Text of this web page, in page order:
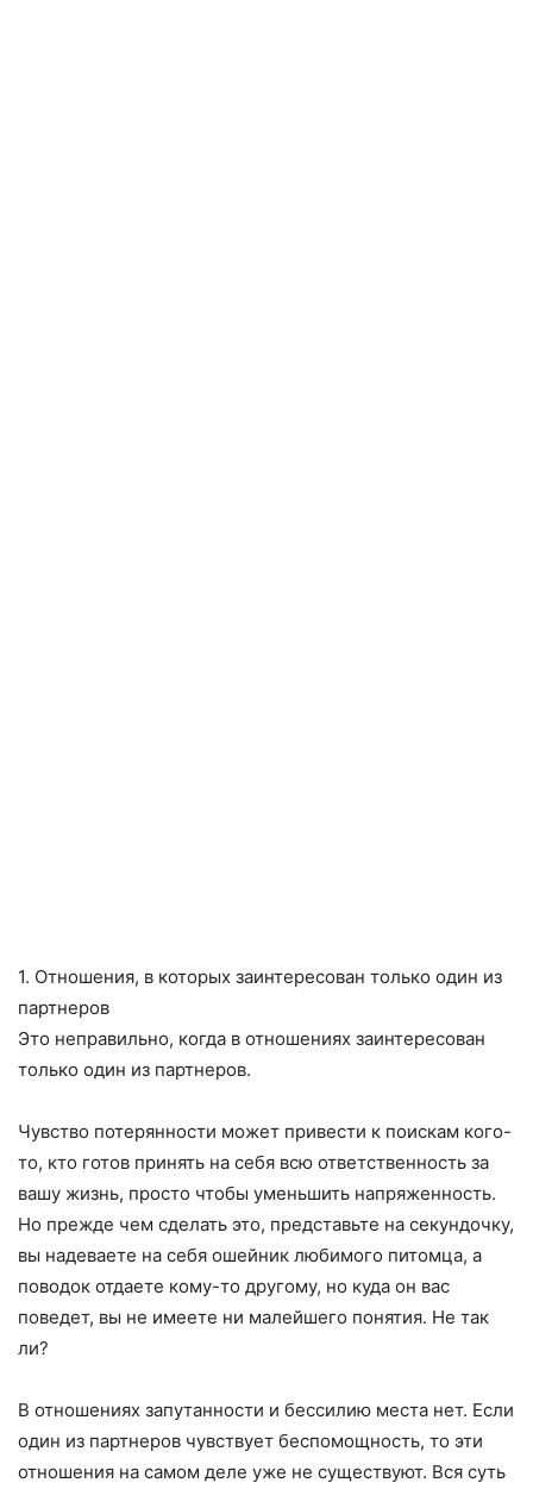
1. Отношения, в которых заинтересован только один из
партнеров
Это неправильно, когда в отношениях заинтересован
только один из партнеров.
Чувство потерянности может привести к поискам кого-
то, кто готов принять на себя всю ответственность за
вашу жизнь, просто чтобы уменьшить напряженность.
Но прежде чем сделать это, представьте на секундочку,
вы надеваете на себя ошейник любимого питомца, а
поводок отдаете кому-то другому, но куда он вас
поведет, вы не имеете ни малейшего понятия. Не так
ли?
В отношениях запутанности и бессилию места нет. Если
один из партнеров чувствует беспомощность, то эти
отношения на самом деле уже не существуют. Вся суть